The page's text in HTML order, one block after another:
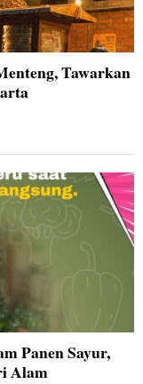
Tawarkan
Panen Sayur,
Alam